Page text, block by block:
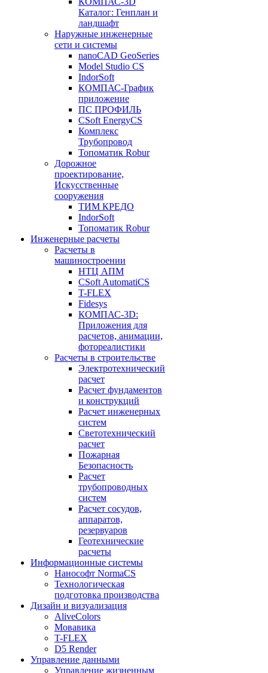
Каталог: Генплан и
ландшафт
Наружные инженерные
сети и системы
nanoCAD GeoSeries
Model Studio CS
IndorSoft
КОМПАС-График
приложение
ПС ПРОФИЛЬ
CSoft EnergyCS
Комплекс
Трубопровод
Топоматик Robur
Дорожное
проектирование,
Искусственные
сооружения
ТИМ КРЕДО
IndorSoft
Топоматик Robur
Инженерные расчеты
Расчеты в
машиностроении
НТЦ АПМ
CSoft AutomatiCS
T-FLEX
Fidesys
КОМПАС-3D:
Приложения для
расчетов, анимации,
фотореалистики
Расчеты в строительстве
Электротехнический
расчет
Расчет фундаментов
и конструкций
Расчет инженерных
систем
Светотехнический
расчет
Пожарная
Безопасность
Расчет
трубопроводных
систем
Расчет сосудов,
аппаратов,
резервуаров
Геотехнические
расчеты
Информационные системы
Нанософт NormaCS
Технологическая
подготовка производства
Дизайн и визуализация
AliveColors
Мовавика
T-FLEX
D5 Render
Управление данными
Управление жизненным